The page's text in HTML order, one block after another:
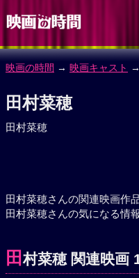
映画の時間 → 映画キャスト
田村菜穂
田村菜穂
田村菜穂さんの関連映画作
田村菜穂さんの気になる情
田村菜穂 関連映画